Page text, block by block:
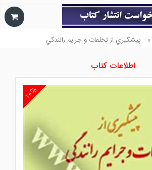
» پيشگيري از تخلفات و جرايم رانندگي
اطلاعات کتاب
۱۰%